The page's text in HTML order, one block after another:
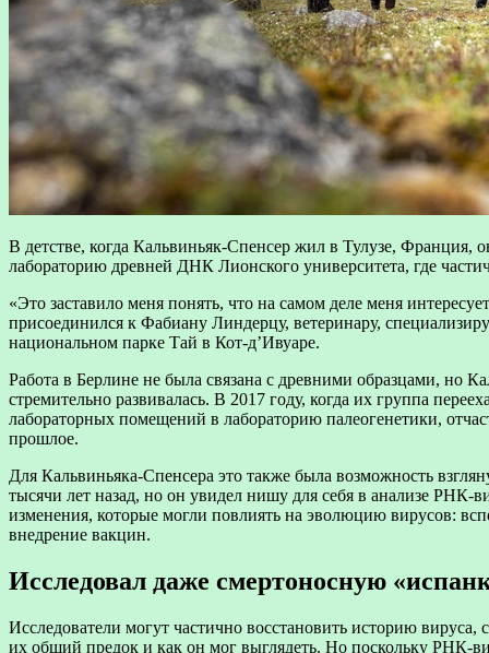
В детстве, когда Кальвиньяк-Спенсер жил в Тулузе, Франция,
лабораторию древней ДНК Лионского университета, где
«Это заставило меня понять, что на самом деле меня
присоединился к Фабиану Линдерцу, ветеринару,
национальном парке Тай в Кот-д’Ивуаре.
Работа в Берлине не была связана с древними образцами, но
стремительно развивалась. В 2017 году, когда их группа
лабораторных помещений в лабораторию палеогенетики,
прошлое.
Для Кальвиньяка-Спенсера это также была возможность
тысячи лет назад, но он увидел нишу для себя в анализе РНК-
изменения, которые могли повлиять на эволюцию вирусов:
внедрение вакцин.
Исследовал даже смертоносную
Исследователи могут частично восстановить историю
их общий предок и как он мог выглядеть. Но поскольку РНК-